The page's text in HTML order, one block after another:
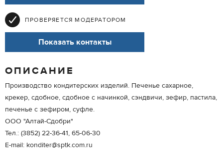
ПРОВЕРЯЕТСЯ МОДЕРАТОРОМ
Показать контакты
ОПИСАНИЕ
Производство кондитерских изделий. Печенье сахарное,
крекер, сдобное, сдобное с начинкой, сэндвичи, зефир, пастила,
печенье с зефиром, суфле.
ООО "Алтай-Сдобри"
Тел.: (3852) 22-36-41, 65-06-30
E-mail: konditer@sptk.com.ru